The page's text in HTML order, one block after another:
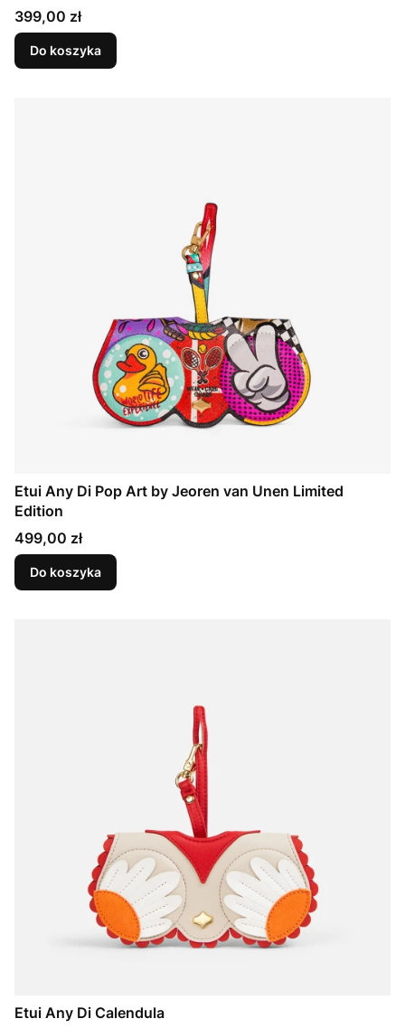
Cena
399,00 zł
Do koszyka
Etui Any Di Pop Art by Jeoren van Unen Limited
Edition
Cena
499,00 zł
Do koszyka
Etui Any Di Calendula